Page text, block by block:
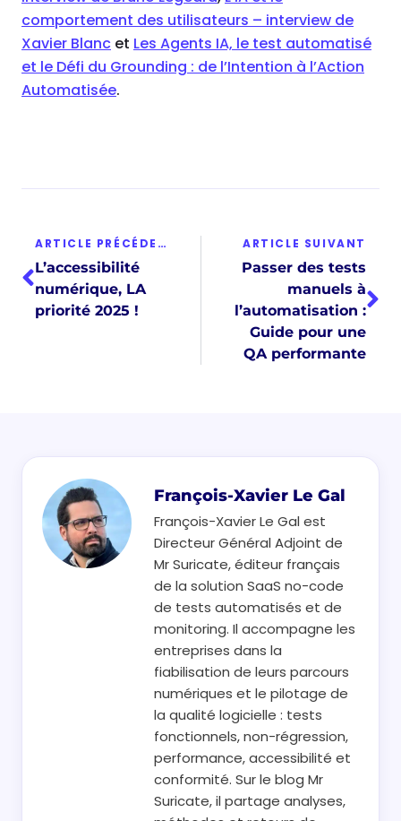
comportement des utilisateurs – interview de
Xavier Blanc et Les Agents IA, le test automatisé
et le Défi du Grounding : de l’Intention à l’Action
Automatisée.
ARTICLE PRÉCÉDENT
L’accessibilité
numérique, LA
priorité 2025 !
ARTICLE SUIVANT
Passer des tests
manuels à
l’automatisation :
Guide pour une
QA performante
François-Xavier Le Gal
François-Xavier Le Gal est
Directeur Général Adjoint de
Mr Suricate, éditeur français
de la solution SaaS no-code
de tests automatisés et de
monitoring. Il accompagne les
entreprises dans la
fiabilisation de leurs parcours
numériques et le pilotage de
la qualité logicielle : tests
fonctionnels, non-régression,
performance, accessibilité et
conformité. Sur le blog Mr
Suricate, il partage analyses,